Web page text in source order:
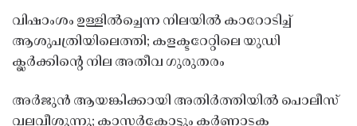
വിഷാംശം ഉള്ളിൽച്ചെന്ന നിലയിൽ കാറോടിച്ച്
ആശുപത്രിയിലെത്തി; കളക്ടറേറ്റിലെ യുഡി
ക്ലർക്കിൻ്റെ നില അതീവ ഗുരുതരം
അർജുൻ ആയങ്കിക്കായി അതിർത്തിയിൽ പൊലീസ്